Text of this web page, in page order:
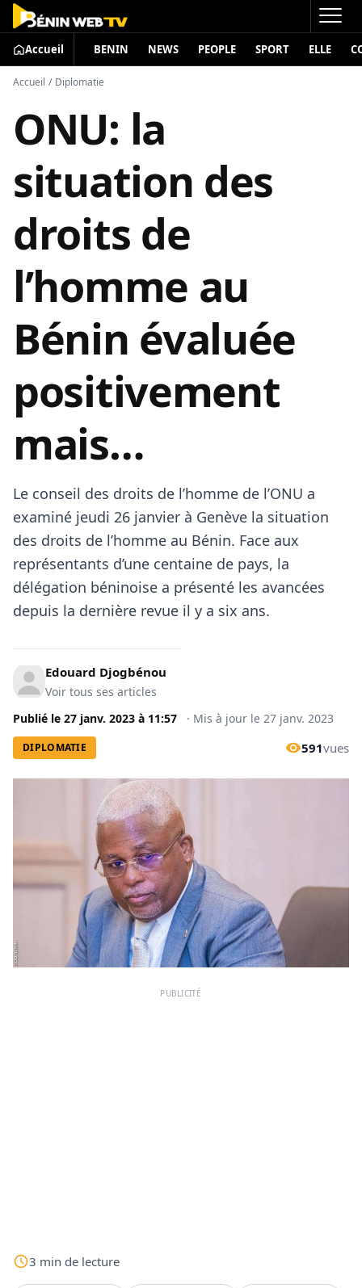
Accueil BENIN NEWS PEOPLE SPORT ELLE
Accueil / Diplomatie
ONU: la
situation des
droits de
l’homme au
Bénin évaluée
positivement
mais…
Le conseil des droits de l’homme de l’ONU a
examiné jeudi 26 janvier à Genève la situation
des droits de l’homme au Bénin. Face aux
représentants d’une centaine de pays, la
délégation béninoise a présenté les avancées
depuis la dernière revue il y a six ans.
Edouard Djogbénou
Voir tous ses articles
Publié le 27 janv. 2023 à 11:57 · Mis à jour le 27 janv. 2023
DIPLOMATIE 591vues
PUBLICITÉ
3 min de lecture